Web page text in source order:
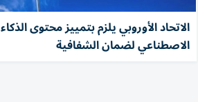
الاتحاد الأوروبي يلزم بتمييز محتوى الذكاء
الاصطناعي لضمان الشفافية